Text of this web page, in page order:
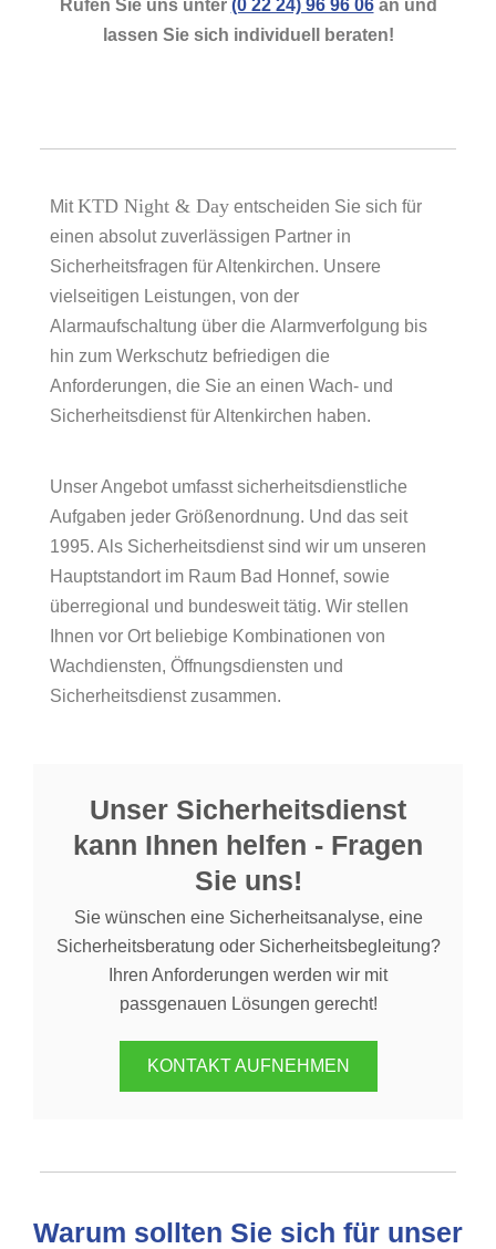
Rufen Sie uns unter (0 22 24) 96 96 06an und
lassen Sie sich individuell beraten!
MitKTD Night & Day entscheiden Sie sich für
einen absolut zuverlässigen Partner in
Sicherheitsfragen für Altenkirchen. Unsere
vielseitigen Leistungen, von der
Alarmaufschaltung über die Alarmverfolgung bis
hin zum Werkschutz befriedigen die
Anforderungen, die Sie an einen Wach- und
Sicherheitsdienst für Altenkirchen haben.
Unser Angebot umfasst sicherheitsdienstliche
Aufgaben jeder Größenordnung. Und das seit
1995. Als Sicherheitsdienst sind wir um unseren
Hauptstandort im Raum Bad Honnef, sowie
überregional und bundesweit tätig. Wir stellen
Ihnen vor Ort beliebige Kombinationen von
Wachdiensten, Öffnungsdiensten und
Sicherheitsdienst zusammen.
Unser Sicherheitsdienst
kann Ihnen helfen - Fragen
Sie uns!
Sie wünschen eine Sicherheitsanalyse, eine
Sicherheitsberatung oder Sicherheitsbegleitung?
Ihren Anforderungen werden wir mit
passgenauen Lösungen gerecht!
KONTAKT AUFNEHMEN
Warum sollten Sie sich für unser